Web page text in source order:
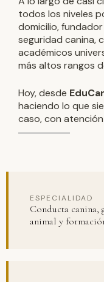
todos los niveles
domicilio,
seguridad canina,
académicos
más altos rangos
Hoy, desde
haciendo lo que
caso, con
ESPECIALIDAD
Conducta canina,
animal y